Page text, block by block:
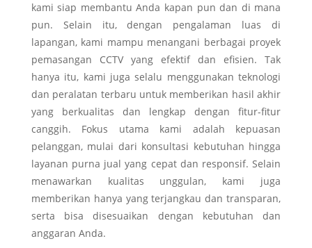
kami siap membantu Anda kapan pun dan di mana
pun. Selain itu, dengan pengalaman luas di
lapangan, kami mampu menangani berbagai proyek
pemasangan CCTV yang efektif dan efisien. Tak
hanya itu, kami juga selalu menggunakan teknologi
dan peralatan terbaru untuk memberikan hasil akhir
yang berkualitas dan lengkap dengan fitur-fitur
canggih. Fokus utama kami adalah kepuasan
pelanggan, mulai dari konsultasi kebutuhan hingga
layanan purna jual yang cepat dan responsif. Selain
menawarkan kualitas unggulan, kami juga
memberikan hanya yang terjangkau dan transparan,
serta bisa disesuaikan dengan kebutuhan dan
anggaran Anda.